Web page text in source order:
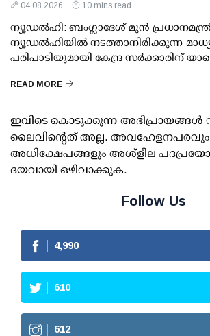
04 08 2026 10 mins read
ന്യൂഡല്‍ഹി: ബംഗ്ലാദേശ് മുന്‍
ന്യൂഡല്‍ഹിയില്‍ നടത്താനിരിക്കുന്ന
പരിപാടിയുമായി കേന്ദ്ര സര്‍ക്കാരിന്
READ MORE
ഇവിടെ കൊടുക്കുന്ന അഭിപ്രായങ്ങള്‍
ലൈവിന്റെത് അല്ല. അവഹേളനപരവും
അധിക്ഷേപങ്ങളും അശ്‌ളീല
ദയവായി ഒഴിവാക്കുക.
Follow Us
4,990
610
612